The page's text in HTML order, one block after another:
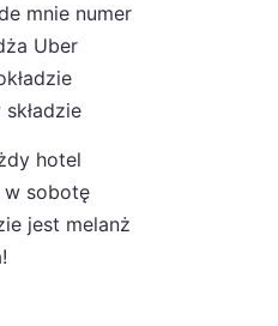
mnie numer
Uber
hotel
w sobotę
jest melanż